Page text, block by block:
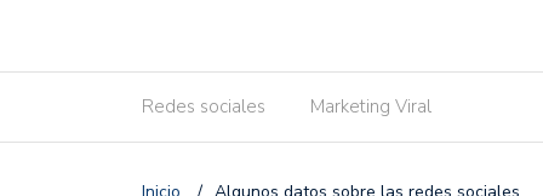
Redes sociales Marketing Viral